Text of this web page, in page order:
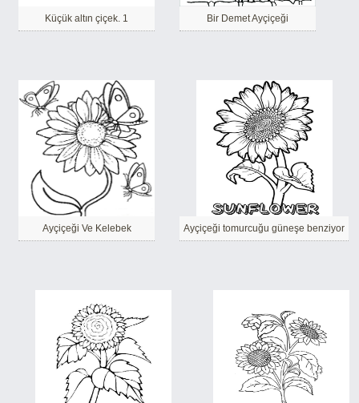
Küçük altın çiçek. 1 Bir Demet Ayçiçeği
Ayçiçeği Ve Kelebek Ayçiçeği tomurcuğu güneşe benziyor